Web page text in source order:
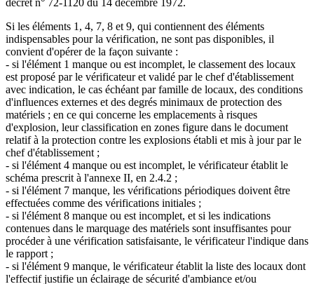
décret n° 72-1120 du 14 décembre 1972.
Si les éléments 1, 4, 7, 8 et 9, qui contiennent des éléments
indispensables pour la vérification, ne sont pas disponibles, il
convient d'opérer de la façon suivante :
- si l'élément 1 manque ou est incomplet, le classement des locaux
est proposé par le vérificateur et validé par le chef d'établissement
avec indication, le cas échéant par famille de locaux, des conditions
d'influences externes et des degrés minimaux de protection des
matériels ; en ce qui concerne les emplacements à risques
d'explosion, leur classification en zones figure dans le document
relatif à la protection contre les explosions établi et mis à jour par le
chef d'établissement ;
- si l'élément 4 manque ou est incomplet, le vérificateur établit le
schéma prescrit à l'annexe II, en 2.4.2 ;
- si l'élément 7 manque, les vérifications périodiques doivent être
effectuées comme des vérifications initiales ;
- si l'élément 8 manque ou est incomplet, et si les indications
contenues dans le marquage des matériels sont insuffisantes pour
procéder à une vérification satisfaisante, le vérificateur l'indique dans
le rapport ;
- si l'élément 9 manque, le vérificateur établit la liste des locaux dont
l'effectif justifie un éclairage de sécurité d'ambiance et/ou